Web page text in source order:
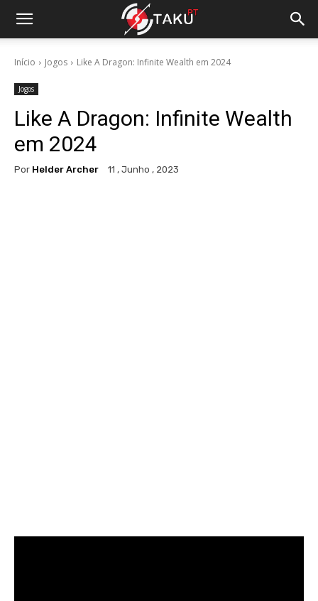
Início Jogos Like A Dragon: Infinite Wealth em 2024
Jogos
Like A Dragon: Infinite Wealth
em 2024
Por Helder Archer 11 , Junho , 2023